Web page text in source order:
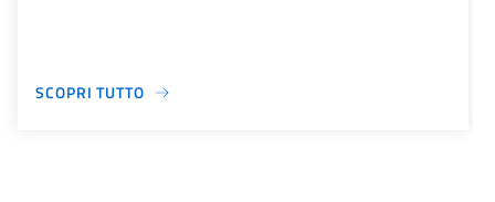
SCOPRI TUTTO